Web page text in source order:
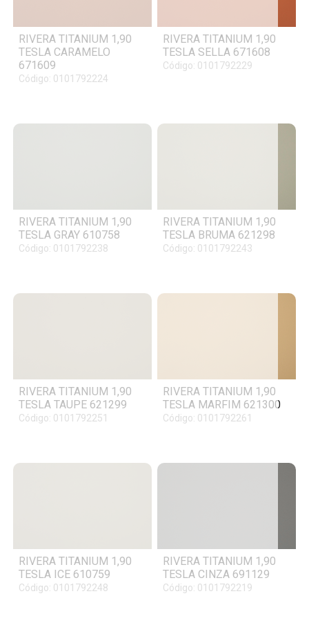
RIVERA TITANIUM 1,90
TESLA CARAMELO
671609
Código: 0101792224
RIVERA TITANIUM 1,90
TESLA SELLA 671608
Código: 0101792229
RIVERA TITANIUM 1,90
TESLA GRAY 610758
Código: 0101792238
RIVERA TITANIUM 1,90
TESLA BRUMA 621298
Código: 0101792243
RIVERA TITANIUM 1,90
TESLA TAUPE 621299
Código: 0101792251
RIVERA TITANIUM 1,90
TESLA MARFIM 621300
Código: 0101792261
RIVERA TITANIUM 1,90
TESLA ICE 610759
Código: 0101792248
RIVERA TITANIUM 1,90
TESLA CINZA 691129
Código: 0101792219